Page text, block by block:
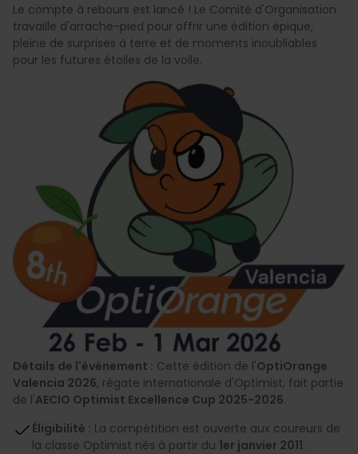
Le compte à rebours est lancé ! Le Comité d'Organisation
travaille d'arrache-pied pour offrir une édition épique,
pleine de surprises à terre et de moments inoubliables
pour les futures étoiles de la voile.
Détails de l'événement : Cette édition de l'OptiOrange
Valencia 2026, régate internationale d'Optimist, fait partie
de l'AECIO Optimist Excellence Cup 2025-2026.
Éligibilité : La compétition est ouverte aux coureurs de
la classe Optimist nés à partir du 1er janvier 2011.